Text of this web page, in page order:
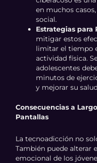
en muchos
social.
Estrategias para
mitigar estos
limitar el tiempo
actividad física.
adolescentes
minutos de
y mejorar su
Consecuencias a
Pantallas
La tecnoadicción no
También puede alterar
emocional de los